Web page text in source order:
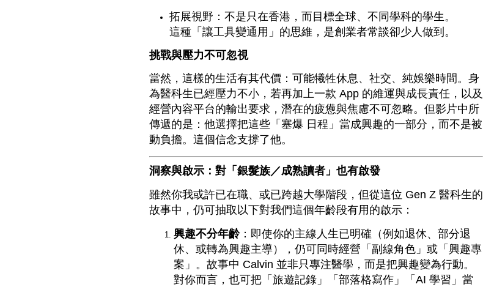
拓展視野：不是只在香港，而目標全球、不同學科的學生。
這種「讓工具變通用」的思維，是創業者常談卻少人做到。
挑戰與壓力不可忽視
當然，這樣的生活有其代價：可能犧牲休息、社交、純娛樂時間。身
為醫科生已經壓力不小，若再加上一款 App 的維運與成長責任，以及
經營內容平台的輸出要求，潛在的疲憊與焦慮不可忽略。但影片中所
傳遞的是：他選擇把這些「塞爆 日程」當成興趣的一部分，而不是被
動負擔。這個信念支撐了他。
洞察與啟示：對「銀髮族／成熟讀者」也有啟發
雖然你我或許已在職、或已跨越大學階段，但從這位 Gen Z 醫科生的
故事中，仍可抽取以下對我們這個年齡段有用的啟示：
興趣不分年齡：即使你的主線人生已明確（例如退休、部分退
休、或轉為興趣主導），仍可同時經營「副線角色」或「興趣專
案」。故事中 Calvin 並非只專注醫學，而是把興趣變為行動。
對你而言，也可把「旅遊記錄」「部落格寫作」「AI 學習」當